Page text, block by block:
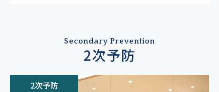
Secondary Prevention
2次予防
2次予防